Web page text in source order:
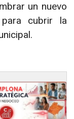
un nuevo
cubrir la